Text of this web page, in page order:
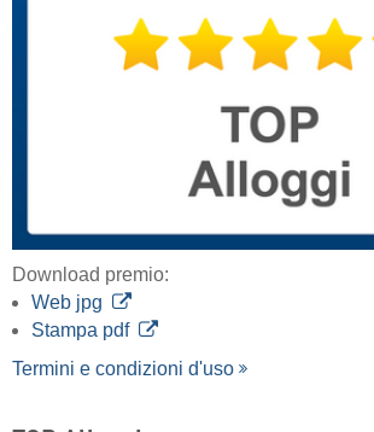
Download premio:
Web jpg
Stampa pdf
Termini e condizioni d'uso